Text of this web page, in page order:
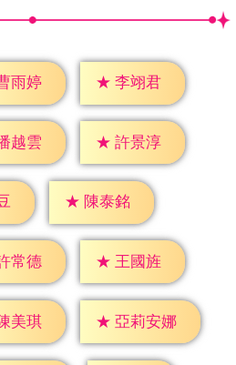
雨婷 ★ 李翊君
越雲 ★ 許景淳
★ 陳泰銘
常德 ★ 王國旌
美琪 ★ 亞莉安娜